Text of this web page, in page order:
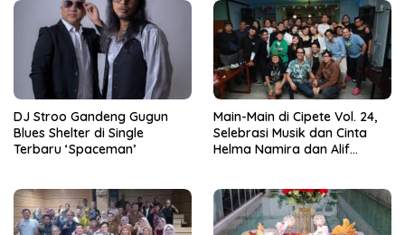
DJ Stroo Gandeng Gugun
Blues Shelter di Single
Terbaru ‘Spaceman’
Main-Main di Cipete Vol. 24,
Selebrasi Musik dan Cinta
Helma Namira dan Alif